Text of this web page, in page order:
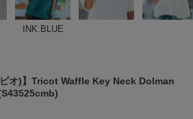
INK.BLUE
オ)】Tricot Waffle Key Neck Dolman